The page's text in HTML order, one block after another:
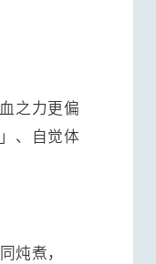
之力更偏
、自觉体
炖煮，